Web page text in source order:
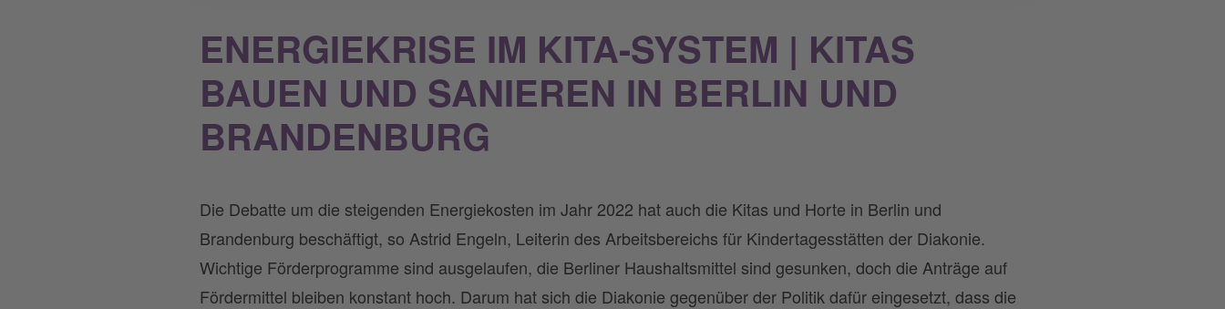
ENERGIEKRISE IM KITA-SYSTEM | KITAS
BAUEN UND SANIEREN IN BERLIN UND
BRANDENBURG
Die Debatte um die steigenden Energiekosten im Jahr 2022 hat auch die Kitas und Horte in Berlin und
Brandenburg beschäftigt, so Astrid Engeln, Leiterin des Arbeitsbereichs für Kindertagesstätten der Diakonie.
Wichtige Förderprogramme sind ausgelaufen, die Berliner Haushaltsmittel sind gesunken, doch die Anträge auf
Fördermittel bleiben konstant hoch. Darum hat sich die Diakonie gegenüber der Politik dafür eingesetzt, dass die